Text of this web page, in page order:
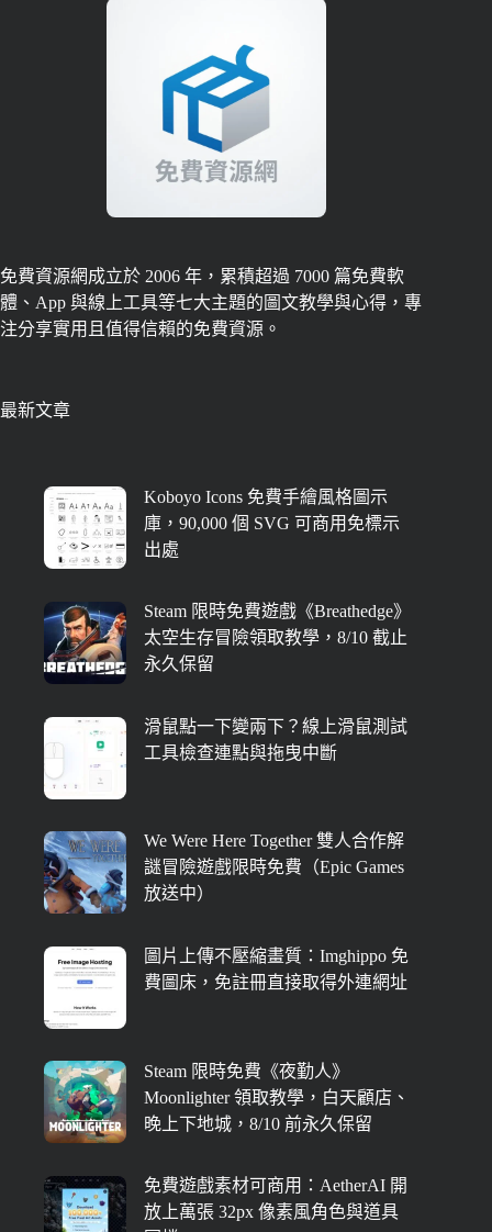
免費資源網成立於 2006 年，累積超過 7000 篇免費軟
體、App 與線上工具等七大主題的圖文教學與心得，專
注分享實用且值得信賴的免費資源。
最新文章
Koboyo Icons 免費手繪風格圖示
庫，90,000 個 SVG 可商用免標示
出處
Steam 限時免費遊戲《Breathedge》
太空生存冒險領取教學，8/10 截止
永久保留
滑鼠點一下變兩下？線上滑鼠測試
工具檢查連點與拖曳中斷
We Were Here Together 雙人合作解
謎冒險遊戲限時免費（Epic Games
放送中）
圖片上傳不壓縮畫質：Imghippo 免
費圖床，免註冊直接取得外連網址
Steam 限時免費《夜勤人》
Moonlighter 領取教學，白天顧店、
晚上下地城，8/10 前永久保留
免費遊戲素材可商用：AetherAI 開
放上萬張 32px 像素風角色與道具